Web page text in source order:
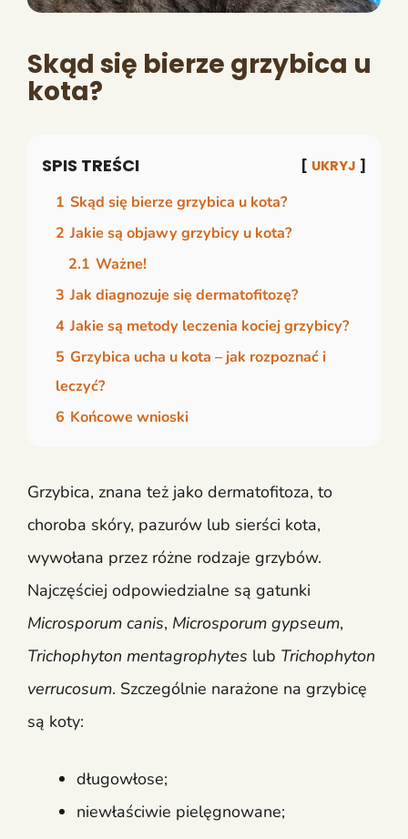
Skąd się bierze grzybica u
kota?
SPIS TREŚCI UKRYJ
1 Skąd się bierze grzybica u kota?
2 Jakie są objawy grzybicy u kota?
2.1 Ważne!
3 Jak diagnozuje się dermatofitozę?
4 Jakie są metody leczenia kociej grzybicy?
5 Grzybica ucha u kota – jak rozpoznać i
leczyć?
6 Końcowe wnioski
Grzybica, znana też jako dermatofitoza, to
choroba skóry, pazurów lub sierści kota,
wywołana przez różne rodzaje grzybów.
Najczęściej odpowiedzialne są gatunki
Microsporum canis, Microsporum gypseum,
Trichophyton mentagrophytes lub Trichophyton
verrucosum. Szczególnie narażone na grzybicę
są koty:
długowłose;
niewłaściwie pielęgnowane;